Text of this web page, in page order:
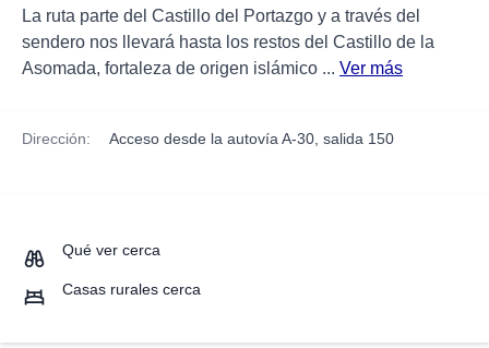
La ruta parte del Castillo del Portazgo y a través del
sendero nos llevará hasta los restos del Castillo de la
Asomada, fortaleza de origen islámico ... Ver más
Dirección: Acceso desde la autovía A-30, salida 150
Qué ver cerca
Casas rurales cerca